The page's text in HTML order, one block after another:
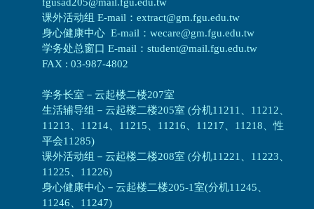
课外活动组 E-mail：extract@gm.fgu.edu.tw
身心健康中心 E-mail：wecare@gm.fgu.edu.tw
学务处总窗口 E-mail：student@mail.fgu.edu.tw
FAX : 03-987-4802
学务长室－云起楼二楼207室
生活辅导组 － 云起楼二楼205室 (分机11211、11212、
11213、11214、11215、11216、11217、11218、性
平会11285)
课外活动组 － 云起楼二楼208室 (分机11221、11223、
11225、11226)
身心健康中心 － 云起楼二楼205-1室(分机11245、
11246、11247)